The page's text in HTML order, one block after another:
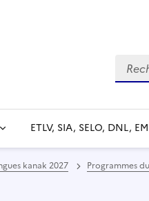
ETLV, SIA, SELO, DNL,
kanak 2027 Programmes